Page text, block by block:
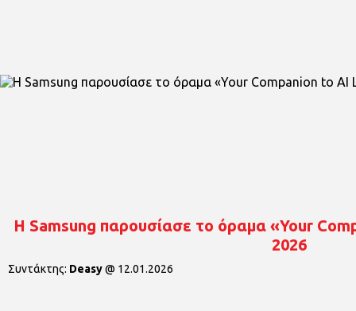
Η Samsung παρουσίασε το όραμα «Your
2026
Συντάκτης: Deasy@ 12.01.2026